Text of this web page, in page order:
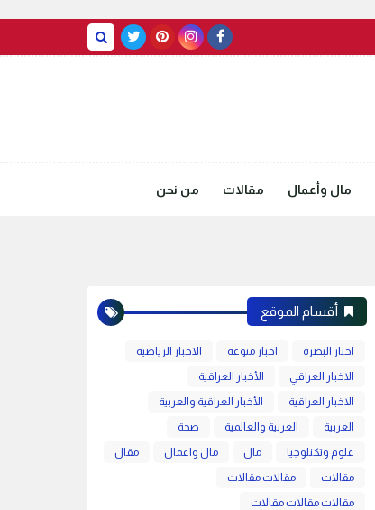
مال وأعمال مقالات من نحن
أقسام الموقع
اخبار البصرة اخبار منوعة
الاخبار الرياضية
الاخبار العراقي
الأخبار العراقية
الاخبار العراقية
الأخبار العراقية والعربية
العربية
العربية والعالمية
صحة
علوم وتكنلوجيا
مال مال واعمال
مقال
مقالات
مقالات مقالات
مقالات مقالات مقالات